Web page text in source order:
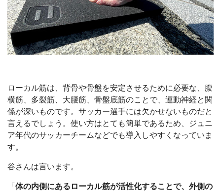
ローカル筋は、背骨や骨盤を安定させるために必要な、腹
横筋、多裂筋、大腰筋、骨盤底筋のことで、運動神経と関
係が深いものです。サッカー選手には欠かせないものだと
言えるでしょう。使い方はとても簡単であるため、ジュニ
ア年代のサッカーチームなどでも導入しやすくなっていま
す。
谷さんは言います。
「 体の内側にあるローカル筋が活性化することで、外側の